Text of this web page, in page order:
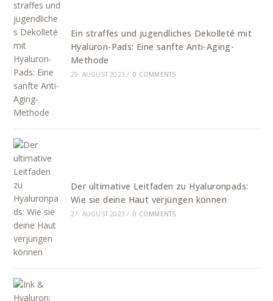
Ein straffes und jugendliches Dekolleté mit
Hyaluron-Pads: Eine sanfte Anti-Aging-
Methode
29. AUGUST 2023 / 0 COMMENTS
Der ultimative Leitfaden zu Hyaluronpads:
Wie sie deine Haut verjüngen können
27. AUGUST 2023 / 0 COMMENTS